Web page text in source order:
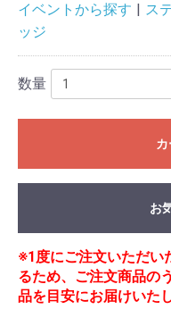
イベントから探す
ス
ッジ
数量
お
※1度にご注文いただい
るため、ご注文商品の
品を目安にお届けいた